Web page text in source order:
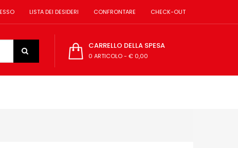
LISTA DEI DESIDERI CONFRONTARE CHECK-OUT
CARRELLO DELLA SPESA
0 ARTICOLO- € 0,00